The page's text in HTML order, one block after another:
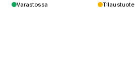
Varastossa Tilaustuote